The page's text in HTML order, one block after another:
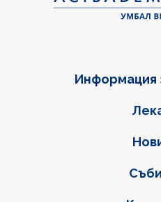
Фуутер навигация
Информация